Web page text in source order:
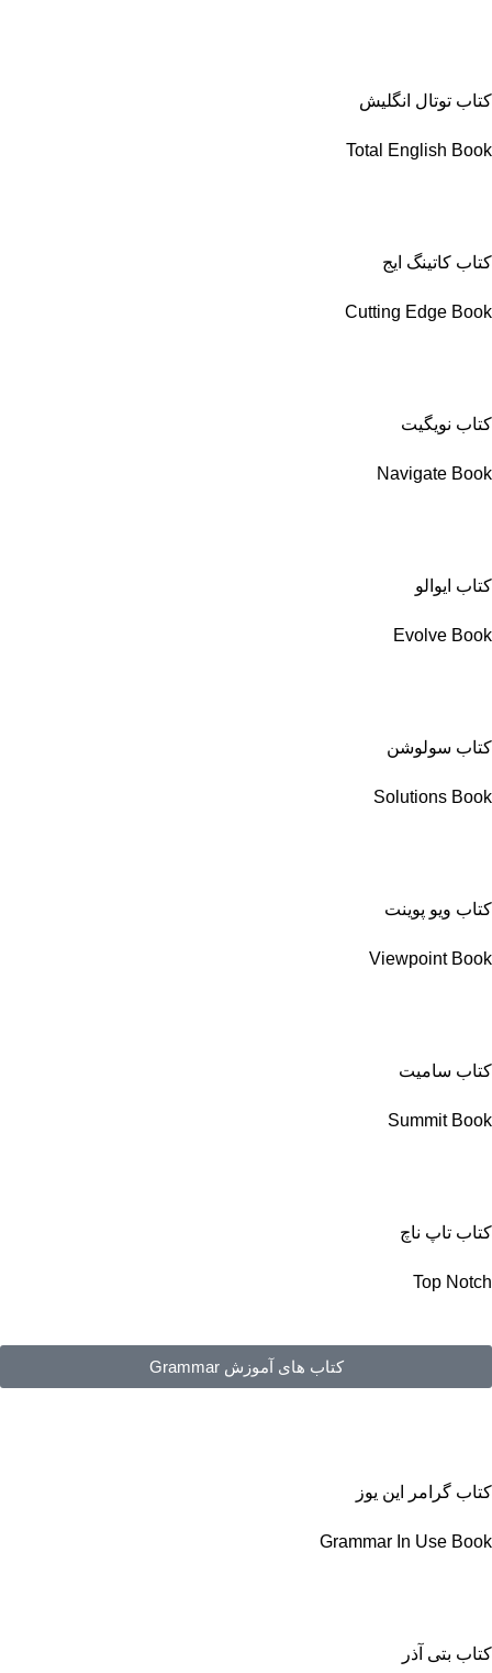
کتاب توتال انگلیش
Total English Book
کتاب کاتینگ ایج
Cutting Edge Book
کتاب نویگیت
Navigate Book
کتاب ایوالو
Evolve Book
کتاب سولوشن
Solutions Book
کتاب ویو پوینت
Viewpoint Book
کتاب سامیت
Summit Book
کتاب تاپ ناچ
Top Notch
کتاب های آموزش Grammar
کتاب گرامر این یوز
Grammar In Use Book
کتاب بتی آذر